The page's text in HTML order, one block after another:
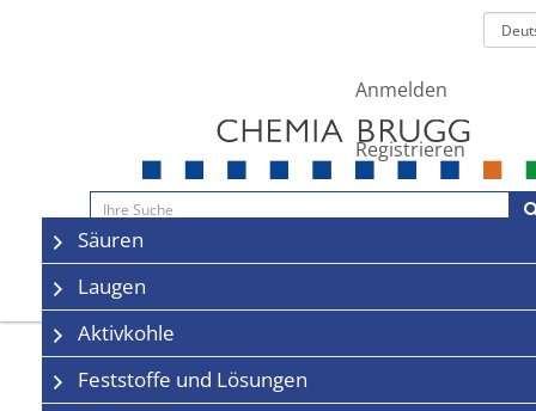
Anmelden
Registrieren
Navigation
Säuren
Laugen
Aktivkohle
Feststoffe und Lösungen